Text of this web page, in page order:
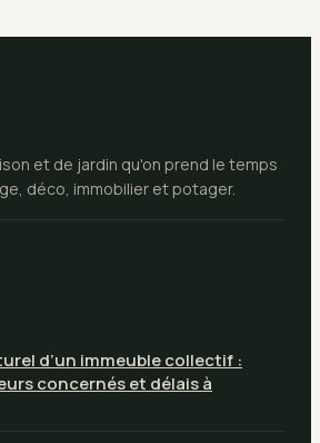
et de jardin qu'on prend le temps
déco, immobilier et potager.
d’un immeuble collectif :
concernés et délais à